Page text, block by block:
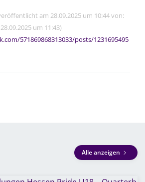
am 28.09.2025 um 10:44 von:
um 11:43)
571869868313033/posts/1231695495
Alle anzeigen